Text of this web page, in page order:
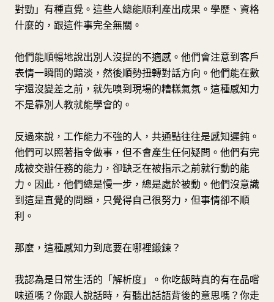
對勁」有種直覺。這些人總能順利產出成果。學歷、資格
什麼的，跟這件事完全無關。
他們能順暢地說出別人沒提的不適感。他們會注意到客戶
表情一瞬間的黯淡，然後順勢扭轉對話方向。他們能在數
字還沒變差之前，就先嗅到現場的糟糕氣氛。這種感知力
不是靠別人教就能學會的。
反過來說，工作能力不強的人，共通點往往是感知遲鈍。
他們可以照著指令做事，但不會產生任何疑問。他們有完
成被交辦任務的能力，卻缺乏在被指示之前就行動的能
力。因此，他們總是慢一步，總是處於被動。他們沒意識
到這是直覺的問題，只覺得自己很努力，但事情卻不順
利。
那麼，這種感知力到底要在哪裡鍛鍊？
我認為是日常生活的「解析度」。你吃飯時真的有在品嚐
味道嗎？你跟人說話時，有聽出話語背後的意思嗎？你走